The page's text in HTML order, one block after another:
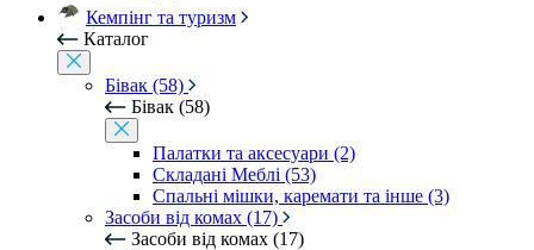
Кемпінг та туризм
Каталог
Бівак (58)
Бівак (58)
Палатки та аксесуари (2)
Складані Меблі (53)
Спальні мішки, каремати та інше (3)
Засоби від комах (17)
Засоби від комах (17)